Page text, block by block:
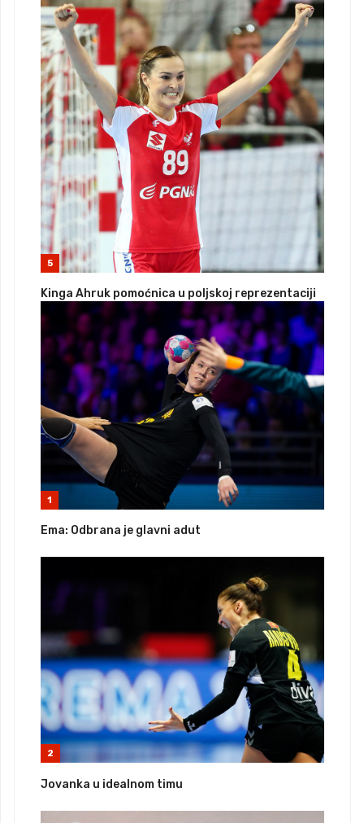
5
Kinga Ahruk pomoćnica u poljskoj reprezentaciji
1
Ema: Odbrana je glavni adut
2
Jovanka u idealnom timu